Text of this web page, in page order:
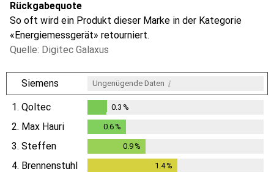
Rückgabequote
So oft wird ein Produkt dieser Marke in der Kategorie
«Energiemessgerät» retourniert.
Quelle: Digitec Galaxus
Siemens Ungenügende Daten i
1. Qoltec
0.3%
0.3 %
2. Max Hauri 0.6%
3. Steffen 0.9%
4. Brennenstuhl 1.4%